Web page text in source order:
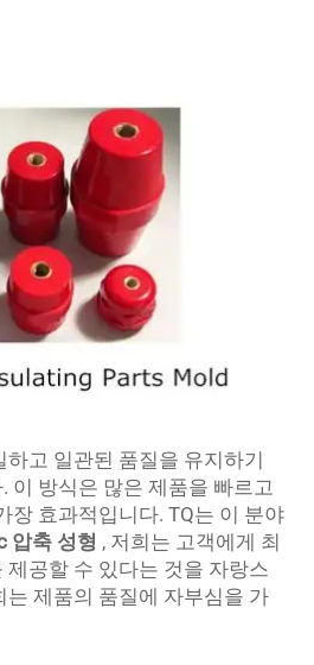
고 일관된 품질을 유지하기
이 방식은 많은 제품을 빠르고
장 효과적입니다. TQ는 이 분야
압축 성형 , 저희는 고객에게 최
제공할 수 있다는 것을 자랑스
는 제품의 품질에 자부심을 가